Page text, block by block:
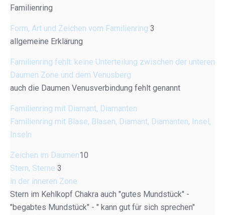
Familienring
Form, Art und Zeichen vom Familienring 3
allgemeine Erklärung
Familienring fehlt: keine Unterteilung zwischen der unteren
Daumen Zone und dem Venusberg
auch die Daumen Venusverbindung fehlt genannt
Familienring mit Diamant, Diamanten
Familienring mit Blase, Blasen, Diamant, Diamanten, Insel,
Inseln
Zeichen im Daumen10
Stern, Sterne 3
in der inneren Zone
Stern im Kehlkopf Chakra auch "gutes Mundstück" -
"begabtes Mundstück" - " kann gut für sich sprechen"